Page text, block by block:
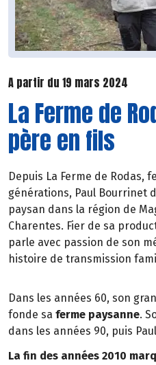
A partir du 19 mars 2024
La Ferme de
père en fils
Depuis La Ferme de Rodas,
générations, Paul Bourrinet
paysan dans la région de
Charentes. Fier de sa
parle avec passion de son
histoire de transmission
Dans les années 60, son
fonde sa ferme paysanne.
dans les années 90, puis
La fin des années 2010